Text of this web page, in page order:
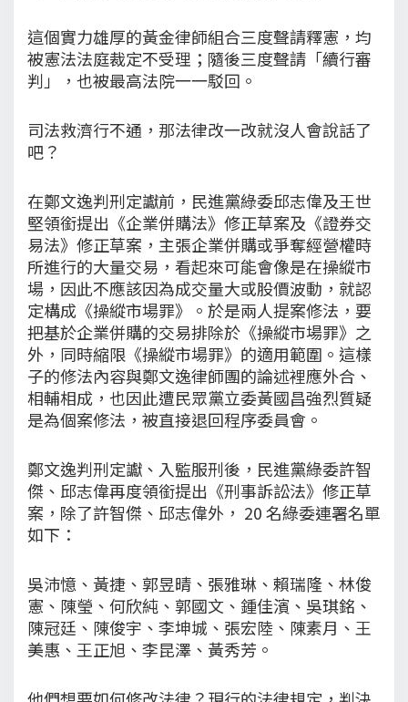
這個實力雄厚的黃金律師組合三度聲請釋憲，均
被憲法法庭裁定不受理；隨後三度聲請「續行審
判」，也被最高法院一一駁回。
司法救濟行不通，那法律改一改就沒人會說話了
吧？
在鄭文逸判刑定讞前，民進黨綠委邱志偉及王世
堅領銜提出《企業併購法》修正草案及《證券交
易法》修正草案，主張企業併購或爭奪經營權時
所進行的大量交易，看起來可能會像是在操縱市
場，因此不應該因為成交量大或股價波動，就認
定構成《操縱市場罪》。於是兩人提案修法，要
把基於企業併購的交易排除於《操縱市場罪》之
外，同時縮限《操縱市場罪》的適用範圍。這樣
子的修法內容與鄭文逸律師團的論述裡應外合、
相輔相成，也因此遭民眾黨立委黃國昌強烈質疑
是為個案修法，被直接退回程序委員會。
鄭文逸判刑定讞、入監服刑後，民進黨綠委許智
傑、邱志偉再度領銜提出《刑事訴訟法》修正草
案，除了許智傑、邱志偉外， 20 名綠委連署名單
如下：
吳沛憶、黃捷、郭昱晴、張雅琳、賴瑞隆、林俊
憲、陳瑩、何欣純、郭國文、鍾佳濱、吳琪銘、
陳冠廷、陳俊宇、李坤城、張宏陸、陳素月、王
美惠、王正旭、李昆澤、黃秀芳。